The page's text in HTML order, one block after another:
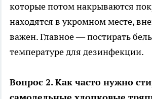
которые потом накрываются
находятся в укромном месте,
важен. Главное — постирать
температуре для дезинфекции.
Вопрос 2. Как часто нужно